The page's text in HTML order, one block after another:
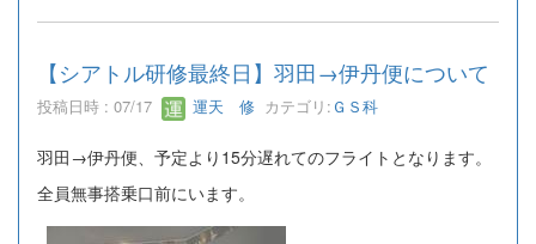
【シアトル研修最終日】羽田→伊丹便について
投稿日時 : 07/17 運天 修 カテゴリ: ＧＳ科
羽田→伊丹便、予定より15分遅れてのフライトとなります。
全員無事搭乗口前にいます。